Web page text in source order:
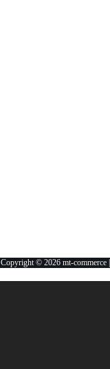
Copyright © 2026 mt-commerce